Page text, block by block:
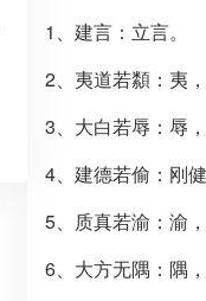
1、建言：立言。
2、夷道若纇：夷
3、大白若辱：辱
4、建德若偷：刚
5、质真若渝：渝
6、大方无隅：隅